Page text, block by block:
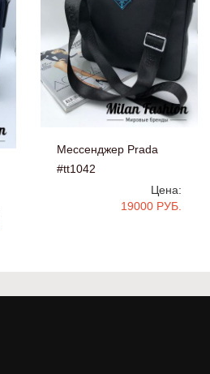
Мессенджер Prada
#tt1042
Цена:
19000 РУБ.